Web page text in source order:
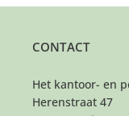
CONTACT
Het kantoor- en
Herenstraat 47